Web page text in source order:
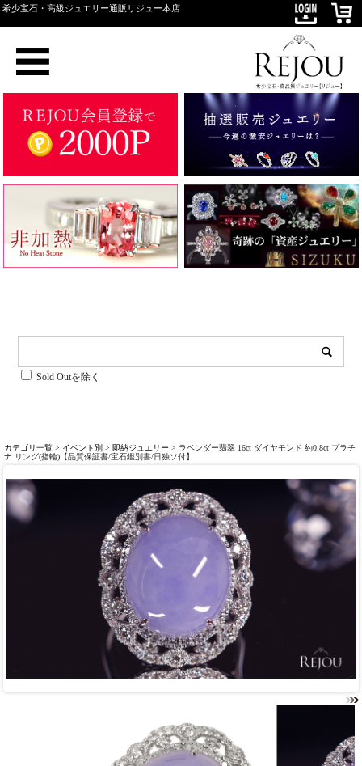
希少宝石・高級ジュエリー通販リジュー本店
Sold Outを除く
カテゴリ一覧 > イベント別 > 即納ジュエリー > ラベンダー翡翠 16ct ダイヤモンド 約0.8ct プラチ
ナ リング(指輪)【品質保証書/宝石鑑別書/日独ソ付】